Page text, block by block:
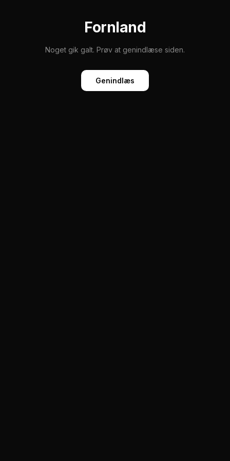
Fornland
Noget gik galt. Prøv at genindlæse siden.
Genindlæs